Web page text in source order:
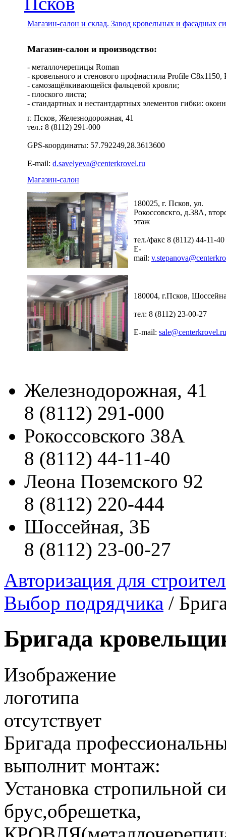
Магазин-салон и склад. Завод кровельных и фасадных
Магазин-салон и производство:
- металлочерепицы Roman
- кровельного и стенового профнастила Profile
- самозащёлкивающейся фальцевой кровли;
- плоского листа;
- стандартных и нестантдартных элементов гибки:
г. Псков, Железнодорожная, 41
тел.: 8 (8112) 291-000
GPS-координаты: 57.792249,28.3613600
E-mail: d.savelyeva@centerkrovel.ru
Магазин-салон
180025, г. Псков, ул.
Рокоссовскго, д.38А,
этаж
тел./факс 8 (8112) 44-11-40
E-
mail:
180004, г.Псков,
тел: 8 (8112) 23-00-27
E-mail: sale@centerkrovel.ru
Железнодорожная, 41
8 (8112) 291-000
Рокоссовского 38А
8 (8112) 44-11-40
Леона Поземского 92
8 (8112) 220-444
Шоссейная, 3Б
8 (8112) 23-00-27
Авторизация для
Выбор подрядчика /
Бригада
Изображение
логотипа
отсутствует
Бригада
выполнит монтаж:
Установка стропильной
брус,обрешетка,